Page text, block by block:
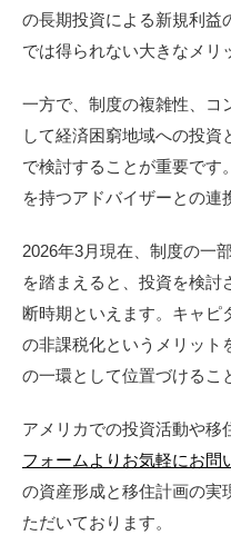
の長期投資による新規利益
では得られない大きなメリ
一方で、制度の複雑性、コ
して経済困窮地域への投資
で検討することが重要です
を持つアドバイザーとの連
2026年3月現在、制度の一
を踏まえると、投資を検討
断時期といえます。キャピ
の非課税化というメリット
の一環として位置づけるこ
アメリカでの投資活動や移
フォームよりお気軽にお問
の資産形成と移住計画の実
ただいております。